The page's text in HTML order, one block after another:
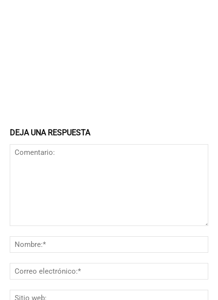
DEJA UNA RESPUESTA